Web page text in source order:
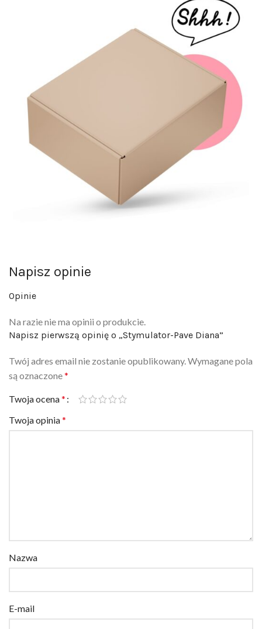
Opinie
Napisz pierwszą opinię o „Stymulator-Pave Diana”
są oznaczone*
Twoja ocena
Twoja opinia
Nazwa
E-mail